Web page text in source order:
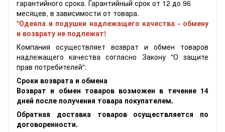
гарантийного срока. Гарантийный срок от 12 до 96
месяцев, в зависимости от товара.
*Одеяла и подушки надлежащего качества - обмену
и возврату не подлежат!
Компания осуществляет возврат и обмен товаров
надлежащего качества согласно Закону "О защите
прав потребителей".
Сроки возврата и обмена
Возврат и обмен товаров возможен в течение 14
дней после получения товара покупателем.
Обратная доставка товаров осуществляется по
договоренности.